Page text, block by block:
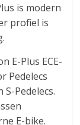
is modern
profiel is
E-Plus ECE-
Pedelecs
Pedelecs.
E-bike.